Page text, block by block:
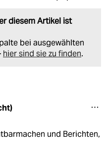
diesem Artikel ist
bei ausgewählten
hier sind sie zu finden.
und Berichten,